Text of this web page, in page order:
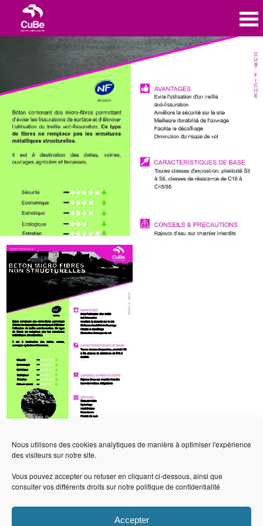
Nous utilisons des cookies analytiques de manière à optimiser l'expérience
des visiteurs sur notre site.
Vous pouvez accepter ou refuser en cliquant ci-dessous, ainsi que
consulter vos différents droits sur notre politique de confidentialité
Accepter
CuBe
Les bétons du Groupe CB